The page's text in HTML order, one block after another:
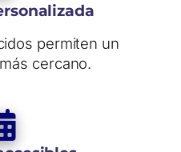
permiten un
cercano.